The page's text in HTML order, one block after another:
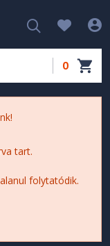
0
tart.
folytatódik.